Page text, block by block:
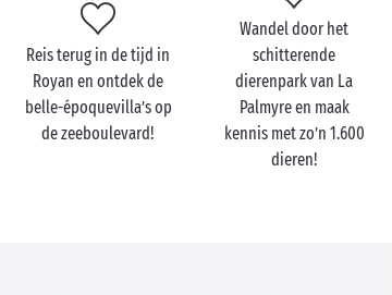
fietsen langsheen de stranden, bossen en dorpen
hoog boven de oceaan. Het zuidelijker gelegen Île
d’Oléron weet campinggasten steevast te imponeren
met zijn grote zeedennen, zijn zoutpannen en zijn
sublieme fijnzandstranden.
Vervolg uw cruise en hou even halt op het kleine Île
Reis terug in de tijd in
Royan en ontdek de
belle-époquevilla’s op
de zeeboulevard!
Wandel door het
schitterende
dierenpark van La
Palmyre en maak
kennis met zo’n 1.600
dieren!